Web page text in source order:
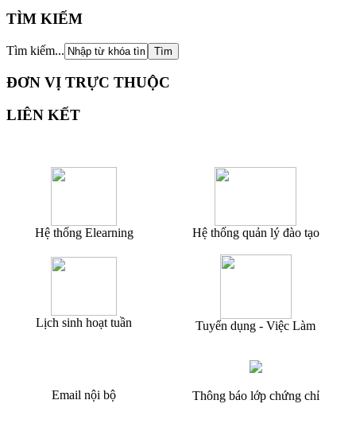
Kế hoạch tổ chức rà soát xung đột lợi ích năm 2026
đối với giảng viên giáo dục nghề nghiệp từ hạng III lên
hạng II và tương đương
TÌM KIẾM
Tìm kiếm...
ĐƠN VỊ TRỰC THUỘC
LIÊN KẾT
Hệ thống Elearning Hệ thống quản lý đào tạo
Lịch sinh hoạt tuần Tuyển dụng - Việc Làm
Email nội bộ Thông báo lớp chứng chỉ